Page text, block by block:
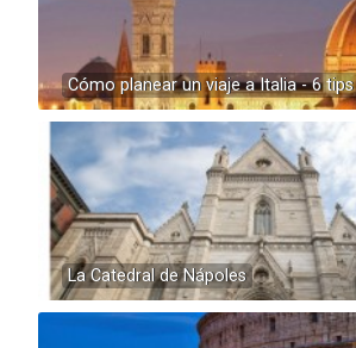
Cómo planear un viaje a Italia - 6 tips
La Catedral de Nápoles